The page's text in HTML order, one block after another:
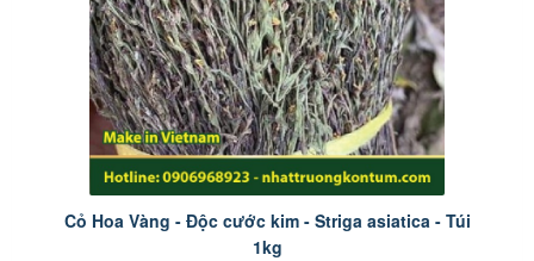
Cỏ Hoa Vàng - Độc cước kim - Striga asiatica - Túi
1kg